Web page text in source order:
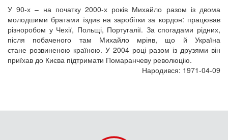
У 90-х – на початку 2000-х років Михайло разом із двома
молодшими братами їздив на заробітки за кордон: працював
різноробом у Чехії, Польщі, Португалії. За спогадами рідних,
після побаченого там Михайло мріяв, що й Україна
стане розвиненою країною. У 2004 році разом із друзями він
приїхав до Києва підтримати Помаранчеву революцію.
Народився: 1971-04-09